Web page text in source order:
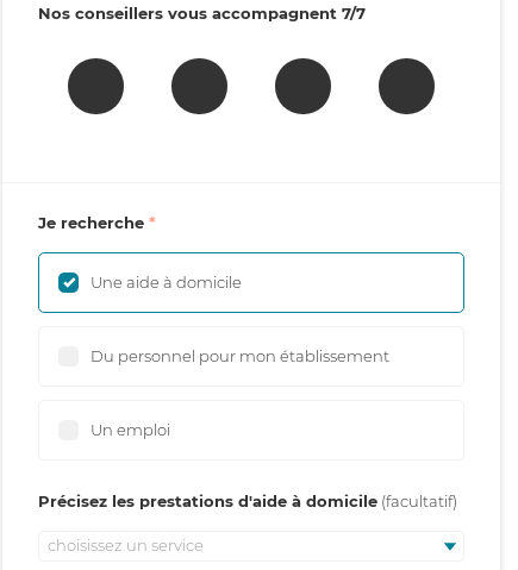
Nos conseillers vous accompagnent 7/7
Je recherche
Une aide à domicile
Du personnel pour mon établissement
Un emploi
Précisez les prestations d'aide à domicile
choisissez un service